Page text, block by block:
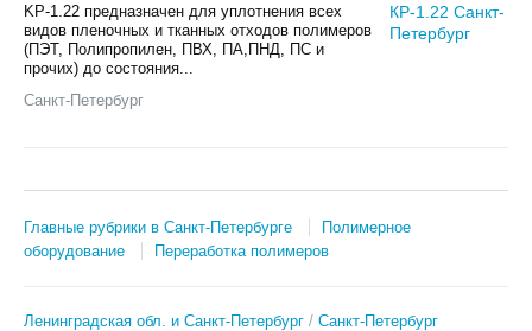
KP-1.22 предназначен для уплотнения всех
видов пленочных и тканных отходов полимеров
(ПЭТ, Полипропилен, ПВХ, ПА,ПНД, ПС и
прочих) до состояния...
Санкт-Петербург
Главные рубрики в Санкт-Петербурге
Полимерное
оборудование
Переработка полимеров
Ленинградская обл. и Санкт-Петербург Санкт-Петербург